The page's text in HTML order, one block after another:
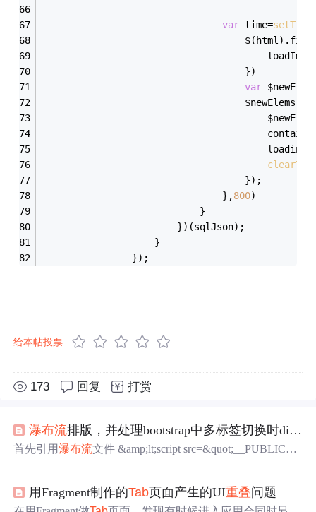
var time=
									})
var
							        });
								},
800)
							}
						})(sqlJson);
					}
				});
给本帖投票
173 回复 打赏
瀑布流排版，并处理bootstrap中多标签切换时div 重
首先引用瀑布流文件 &amp;lt;script src=&quot;__PUBLIC__/
d.min.js 主体结构 &amp;lt;div id=&quot;main&quot; clas
用Fragment制作的Tab页面产生的UI重叠问题